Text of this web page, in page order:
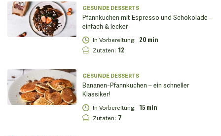
GESUNDE DESSERTS
Pfannkuchen mit Espresso und Schokolade –
einfach & lecker
In Vorbereitung: 20 min
Zutaten: 12
GESUNDE DESSERTS
Bananen-Pfannkuchen – ein schneller
Klassiker!
In Vorbereitung: 15 min
Zutaten: 7